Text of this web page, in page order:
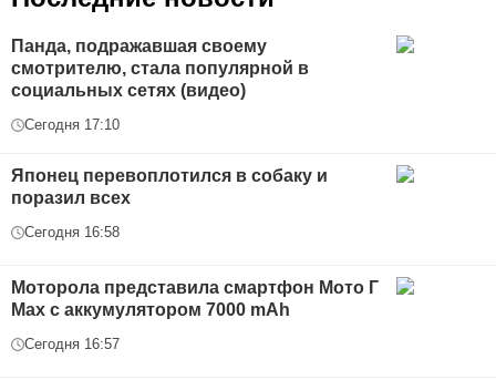
Панда, подражавшая своему
смотрителю, стала популярной в
социальных сетях (видео)
Сегодня 17:10
Японец перевоплотился в собаку и
поразил всех
Сегодня 16:58
Моторола представила смартфон Мото Г
Max с аккумулятором 7000 mAh
Сегодня 16:57